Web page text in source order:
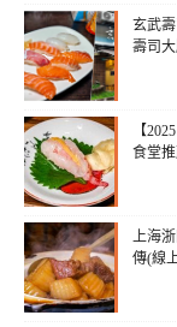
玄武
壽司
【
食堂
上海
傳(線